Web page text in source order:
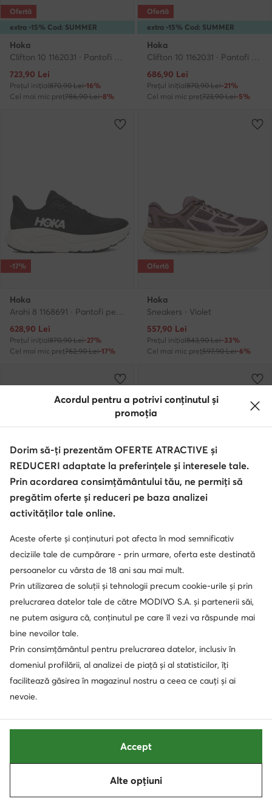
extra -15% Cod: SUMMER
Ofertă
Hoka
Prețul actual
723,90 Lei
Prețul inițial870,90 Lei-16%
Cel mai mic preț786,90 Lei-8%
extra -15% Cod: SUMMER
Ofertă
Hoka
Prețul actual
686,90 Lei
Prețul inițial870,90 Lei-21%
Cel mai mic preț723,90 Lei-5%
-17%
Hoka
Arahi 8 1168691 · Pantofi pentru alergare
Prețul actual
628,90 Lei
Prețul inițial870,90 Lei-27%
Cel mai mic preț762,90 Lei-17%
Ofertă
Hoka
Sneakers · Violet
Prețul actual
557,90 Lei
Prețul inițial843,90 Lei-33%
Cel mai mic preț597,90 Lei-6%
Hoka
Arahi 7 1147851 · Pantofi pentru alergare
Prețul actual
525,90Lei
Cel mai mic preț570,00 Lei-7%
extra -25% Cod: SUMMER
Hoka
Prețul actual
472,90Lei
Cel mai mic preț 586,90 Lei-19%
Ofertă
Acordul pentru a potrivi conținutul și
promoția
Dorim să-ți prezentăm OFERTE ATRACTIVE și
REDUCERI adaptate la preferințele și interesele tale.
Prin acordarea consimțământului tău, ne permiți să
pregătim oferte și reduceri pe baza analizei
activităților tale online.
Aceste oferte și conținuturi pot afecta în mod semnificativ
deciziile tale de cumpărare - prin urmare, oferta este destinată
persoanelor cu vârsta de 18 ani sau mai mult.
Prin utilizarea de soluții și tehnologii precum cookie-urile și prin
prelucrarea datelor tale de către MODIVO S.A. și partenerii săi,
ne putem asigura că, conținutul pe care îl vezi va răspunde mai
bine nevoilor tale.
Prin consimțământul pentru prelucrarea datelor, inclusiv în
domeniul profilării, al analizei de piață și al statisticilor, îți
facilitează găsirea în magazinul nostru a ceea ce cauți și ai
nevoie.
Alte opțiuni
Accept